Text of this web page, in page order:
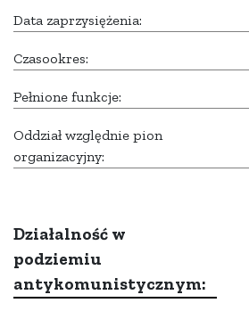
Data zaprzysiężenia:
Czasookres:
Pełnione funkcje:
Oddział względnie pion
organizacyjny:
Działalność w
podziemiu
antykomunistycznym: